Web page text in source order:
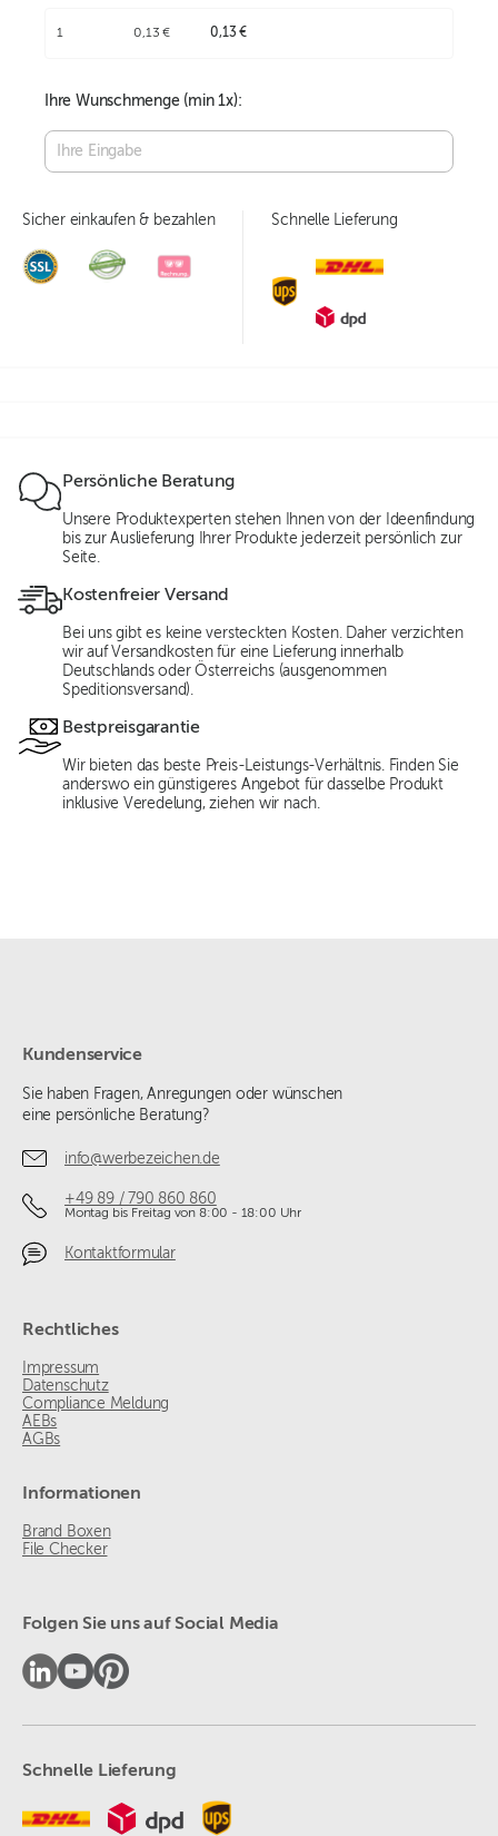
1 0,13 € 0,13 €
Ihre Wunschmenge (min1x):
Sicher einkaufen & bezahlen Schnelle Lieferung
Persönliche Beratung
Unsere Produktexperten stehen Ihnen von der Ideenfindung
bis zur Auslieferung Ihrer Produkte jederzeit persönlich zur
Seite.
Kostenfreier Versand
Bei uns gibt es keine versteckten Kosten. Daher verzichten
wir auf Versandkosten für eine Lieferung innerhalb
Deutschlands oder Österreichs (ausgenommen
Speditionsversand).
Bestpreisgarantie
Wir bieten das beste Preis-Leistungs-Verhältnis. Finden Sie
anderswo ein günstigeres Angebot für dasselbe Produkt
inklusive Veredelung, ziehen wir nach.
Kundenservice
Sie haben Fragen, Anregungen oder wünschen
eine persönliche Beratung?
info@werbezeichen.de
+49 89 / 790 860 860
Montag bis Freitag von 8:00 - 18:00 Uhr
Kontaktformular
Rechtliches
Impressum
Datenschutz
Compliance Meldung
AEBs
AGBs
Informationen
Brand Boxen
File Checker
Folgen Sie uns auf Social Media
Schnelle Lieferung